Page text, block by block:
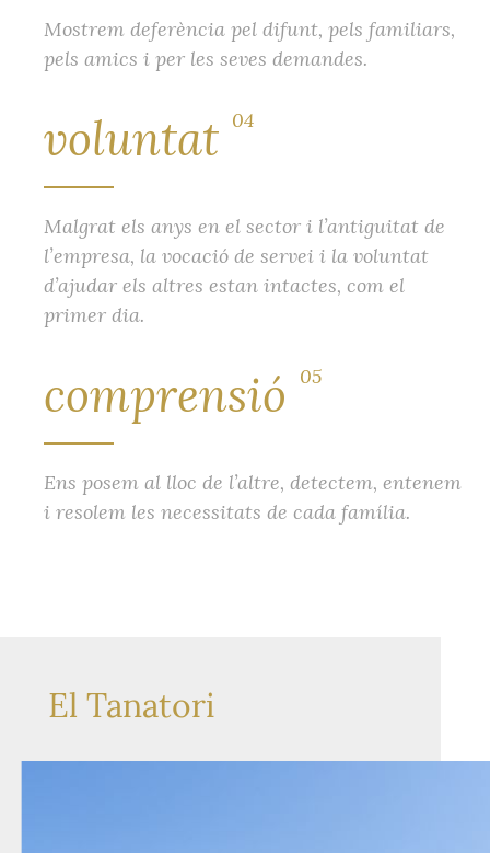
Mostrem deferència pel difunt, pels familiars,
pels amics i per les seves demandes.
voluntat 04
Malgrat els anys en el sector i l’antiguitat de
l’empresa, la vocació de servei i la voluntat
d’ajudar els altres estan intactes, com el
primer dia.
comprensió 05
Ens posem al lloc de l’altre, detectem, entenem
i resolem les necessitats de cada família.
El Tanatori